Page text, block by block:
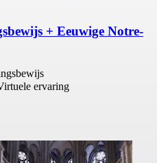
+ Eeuwige Notre-
ervaring